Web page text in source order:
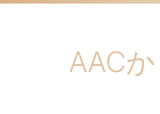
AAC